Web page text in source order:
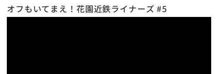
オフもいてまえ！花園近鉄ライナーズ #5